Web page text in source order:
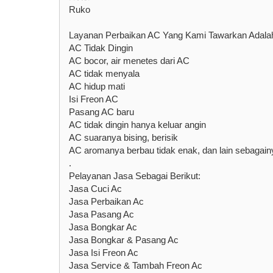
Ruko
Layanan Perbaikan AC Yang Kami Tawarkan
AC Tidak Dingin
AC bocor, air menetes dari AC
AC tidak menyala
AC hidup mati
Isi Freon AC
Pasang AC baru
AC tidak dingin hanya keluar angin
AC suaranya bising, berisik
AC aromanya berbau tidak enak, dan lain
.
Pelayanan Jasa Sebagai Berikut:
Jasa Cuci Ac
Jasa Perbaikan Ac
Jasa Pasang Ac
Jasa Bongkar Ac
Jasa Bongkar & Pasang Ac
Jasa Isi Freon Ac
Jasa Service & Tambah Freon Ac